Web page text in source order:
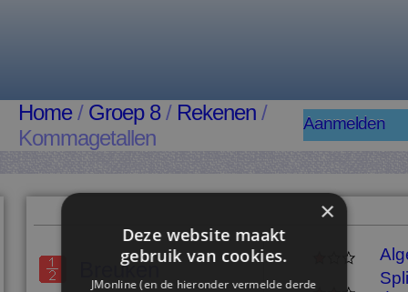
Home/ Groep 8/ Rekenen /
Kommagetallen
Aanmelden
Breuken
×
Deze website maakt
gebruik van cookies.
JMonline (en de hieronder vermelde derde